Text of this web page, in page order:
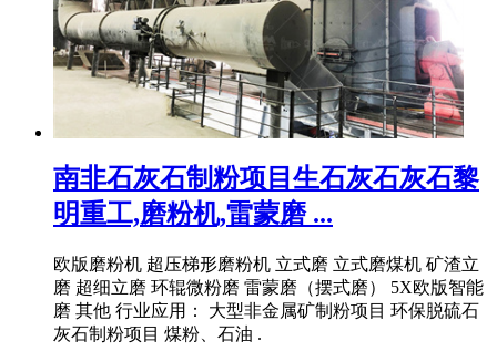
南非石灰石制粉项目生石灰石灰石黎
明重工,磨粉机,雷蒙磨 ...
欧版磨粉机 超压梯形磨粉机 立式磨 立式磨煤机 矿渣立
磨 超细立磨 环辊微粉磨 雷蒙磨（摆式磨） 5X欧版智能
磨 其他 行业应用： 大型非金属矿制粉项目 环保脱硫石
灰石制粉项目 煤粉、石油 .